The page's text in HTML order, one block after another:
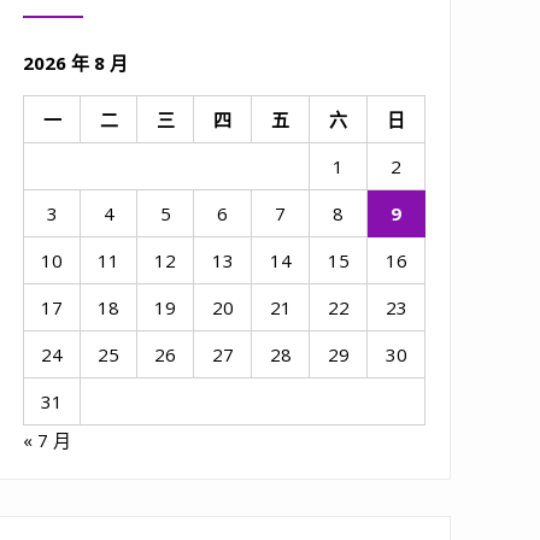
2026 年 8 月
一 二 三 四 五 六
日
1
2
3
4 5 6 7 8
9
10
11 12 13 14 15
16
17
18 19 20 21 22
23
24
25 26 27 28 29
30
31
« 7 月